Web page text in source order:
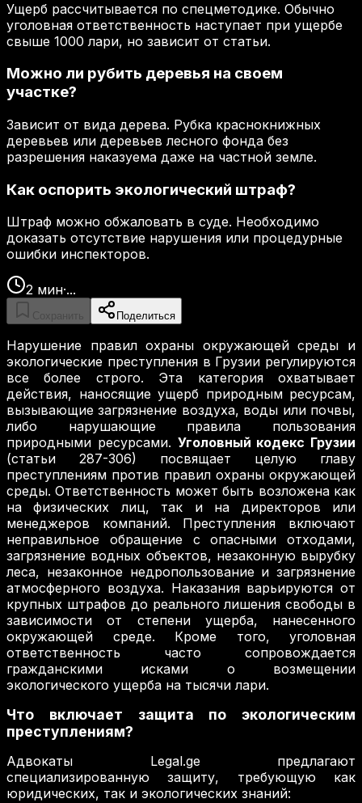
Ущерб рассчитывается по спецметодике. Обычно
уголовная ответственность наступает при ущербе
свыше 1000 лари, но зависит от статьи.
Можно ли рубить деревья на своем
участке?
Зависит от вида дерева. Рубка краснокнижных
деревьев или деревьев лесного фонда без
разрешения наказуема даже на частной земле.
Как оспорить экологический штраф?
Штраф можно обжаловать в суде. Необходимо
доказать отсутствие нарушения или процедурные
ошибки инспекторов.
2 мин·...
Сохранить Поделиться
Нарушение правил охраны окружающей среды и
экологические преступления в Грузии регулируются
все более строго. Эта категория охватывает
действия, наносящие ущерб природным ресурсам,
вызывающие загрязнение воздуха, воды или почвы,
либо нарушающие правила пользования
природными ресурсами. Уголовный кодекс Грузии
(статьи 287-306) посвящает целую главу
преступлениям против правил охраны окружающей
среды. Ответственность может быть возложена как
на физических лиц, так и на директоров или
менеджеров компаний. Преступления включают
неправильное обращение с опасными отходами,
загрязнение водных объектов, незаконную вырубку
леса, незаконное недропользование и загрязнение
атмосферного воздуха. Наказания варьируются от
крупных штрафов до реального лишения свободы в
зависимости от степени ущерба, нанесенного
окружающей среде. Кроме того, уголовная
ответственность часто сопровождается
гражданскими исками о возмещении
экологического ущерба на тысячи лари.
Что включает защита по экологическим
преступлениям?
Адвокаты Legal.ge предлагают
специализированную защиту, требующую как
юридических, так и экологических знаний: